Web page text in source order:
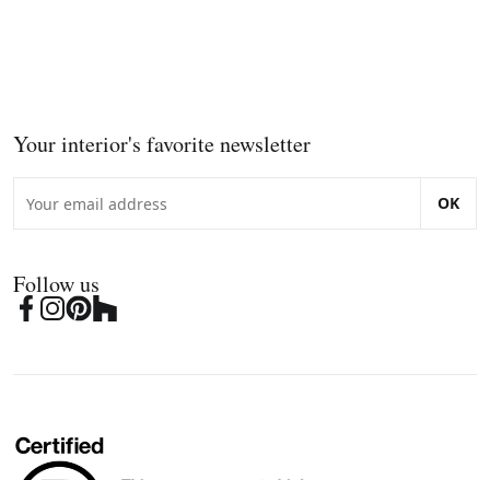
Your interior's favorite newsletter
OK
Follow us